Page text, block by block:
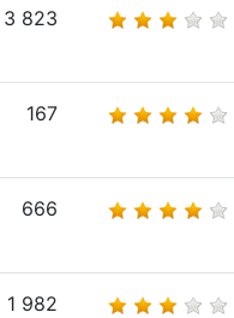
3 823
167
666
1 982